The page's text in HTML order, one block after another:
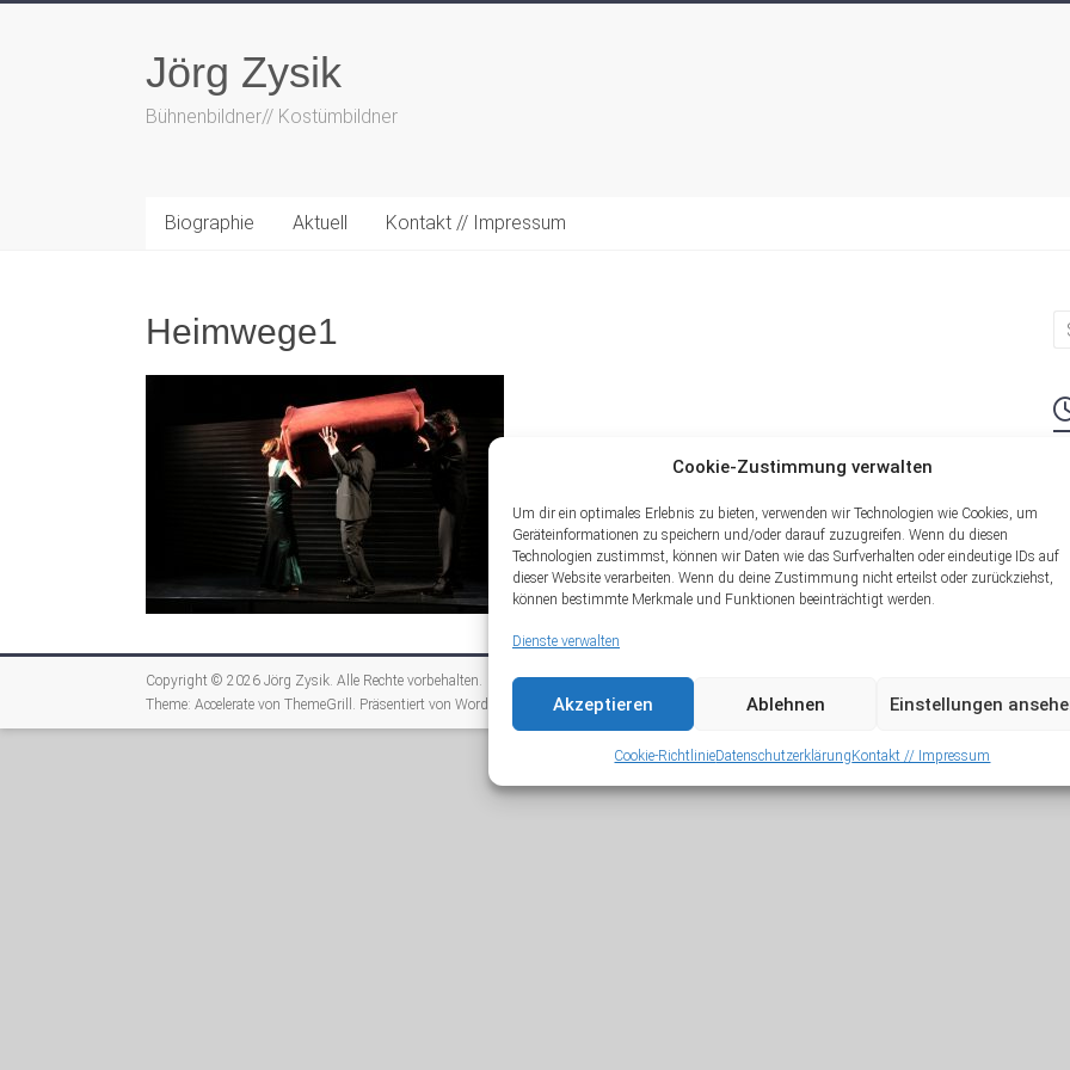
Cookie-Zustimmung verwalten
Um dir ein optimales Erlebnis zu bieten, verwenden wir Technologien wie Cookies, um
Geräteinformationen zu speichern und/oder darauf zuzugreifen. Wenn du diesen
Technologien zustimmst, können wir Daten wie das Surfverhalten oder eindeutige IDs auf
dieser Website verarbeiten. Wenn du deine Zustimmung nicht erteilst oder zurückziehst,
können bestimmte Merkmale und Funktionen beeinträchtigt werden.
Dienste verwalten
Akzeptieren Ablehnen Einstellungen
Cookie-RichtlinieDatenschutzerklärung Kontakt // Impressum
Jörg Zysik
Bühnenbildner// Kostümbildner
Biographie Aktuell Kontakt // Impressum
Heimwege1
Copyright © 2026 Jörg Zysik. Alle Rechte vorbehalten.
Theme: Accelerate von ThemeGrill. Präsentiert von WordPress